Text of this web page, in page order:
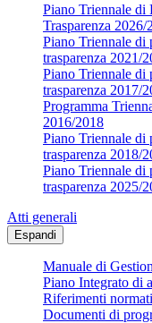
Piano Triennale di
Trasparenza 2026/
Piano Triennale di
trasparenza 2021/
Piano Triennale di
trasparenza 2017/
Programma
2016/2018
Piano Triennale di
trasparenza 2018/
Piano Triennale di
trasparenza 2025/
Atti generali
Espandi
Manuale di
Piano Integrato di
Riferimenti
Documenti di